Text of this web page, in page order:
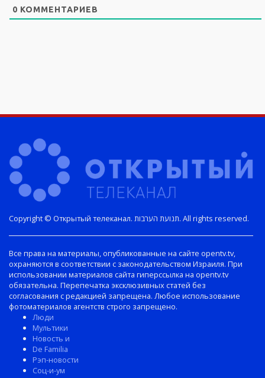
0 КОММЕНТАРИЕВ
Copyright © Открытый телеканал. תנועת הערבות. All rights reserved.
Все права на материалы, опубликованные на сайте opentv.tv,
охраняются в соответствии с законодательством Израиля. При
использовании материалов сайта гиперссылка на opentv.tv
обязательна. Перепечатка эксклюзивных статей без
согласования с редакцией запрещена. Любое использование
фотоматериалов агентств строго запрещено.
Люди
Мультики
Новость и
De Familia
Рэп-новости
Соц-и-ум